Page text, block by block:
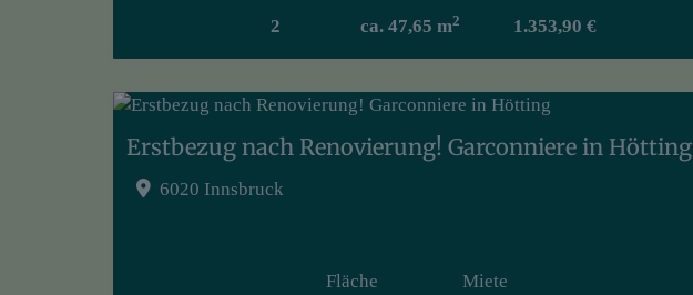
2
ca. 47,65 m2
1.353,90 €
Erstbezug nach Renovierung! Garconniere in Hötting
6020 Innsbruck
Fläche
Miete